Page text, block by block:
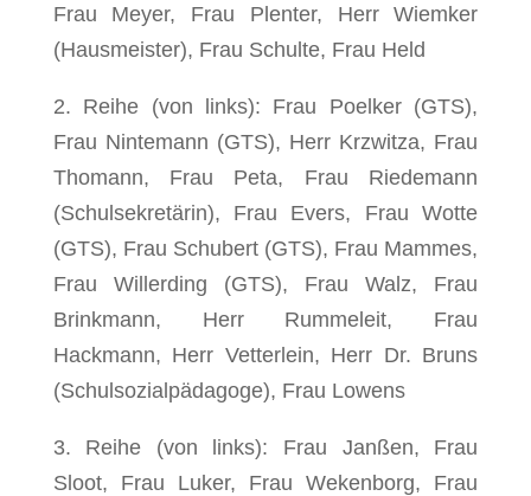
Frau Meyer, Frau Plenter, Herr Wiemker
(Hausmeister), Frau Schulte, Frau Held
2. Reihe (von links): Frau Poelker (GTS),
Frau Nintemann (GTS), Herr Krzwitza, Frau
Thomann, Frau Peta, Frau Riedemann
(Schulsekretärin), Frau Evers, Frau Wotte
(GTS), Frau Schubert (GTS), Frau Mammes,
Frau Willerding (GTS), Frau Walz, Frau
Brinkmann, Herr Rummeleit, Frau
Hackmann, Herr Vetterlein, Herr Dr. Bruns
(Schulsozialpädagoge), Frau Lowens
3. Reihe (von links): Frau Janßen, Frau
Sloot, Frau Luker, Frau Wekenborg, Frau